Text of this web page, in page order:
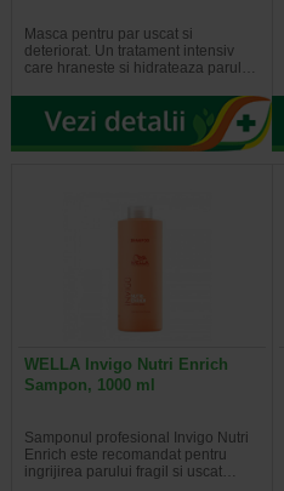
Masca pentru par uscat si
deteriorat. Un tratament intensiv
care hraneste si hidrateaza parul…
WELLA Invigo Nutri Enrich
Sampon, 1000 ml
Samponul profesional Invigo Nutri
Enrich este recomandat pentru
ingrijirea parului fragil si uscat…